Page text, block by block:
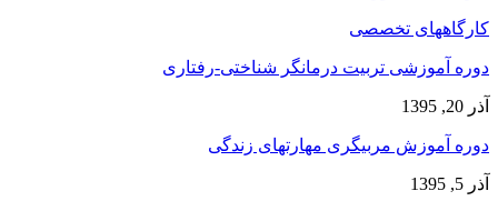
کارگاههای تخصصی
دوره آموزشی تربیت درمانگر شناختی-رفتاری
آذر 20, 1395
دوره آموزش مربیگری مهارتهای زندگی
آذر 5, 1395